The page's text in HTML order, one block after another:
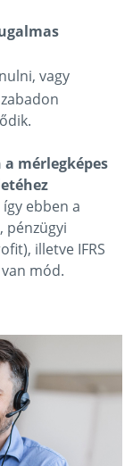
vagy
a mérlegképes
ebben a
pénzügyi
illetve IFRS
mód.